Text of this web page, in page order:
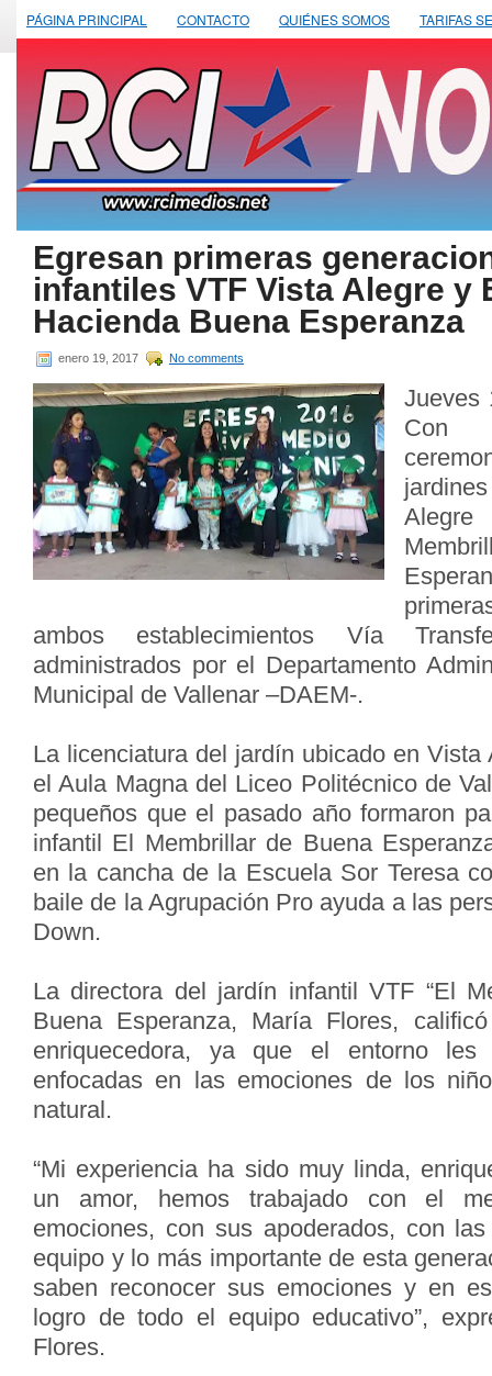
PÁGINA PRINCIPAL CONTACTO QUIÉNES SOMOS TARIFAS
Egresan primeras
infantiles VTF Vista Alegre y
Hacienda Buena Esperanza
enero 19, 2017 No comments
Jueves
Con
ambos establecimientos Vía
administrados por el Departamento
Municipal de Vallenar –DAEM-.
La licenciatura del jardín ubicado en Vista
el Aula Magna del Liceo Politécnico de
pequeños que el pasado año formaron
infantil El Membrillar de Buena
en la cancha de la Escuela Sor Teresa
baile de la Agrupación Pro ayuda a las
Down.
La directora del jardín infantil VTF “El
Buena Esperanza, María Flores,
enriquecedora, ya que el entorno les
enfocadas en las emociones de los
natural.
“Mi experiencia ha sido muy linda,
un amor, hemos trabajado con el
emociones, con sus apoderados, con
equipo y lo más importante de esta
saben reconocer sus emociones y en
logro de todo el equipo educativo”,
Flores.